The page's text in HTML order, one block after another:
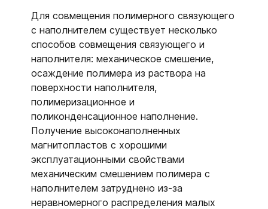
Для совмещения полимерного связующего
с наполнителем существует несколько
способов совмещения связующего и
наполнителя: механическое смешение,
осаждение полимера из раствора на
поверхности наполнителя,
полимеризационное и
поликонденсационное наполнение.
Получение высоконаполненных
магнитопластов с хорошими
эксплуатационными свойствами
механическим смешением полимера с
наполнителем затруднено из-за
неравномерного распределения малых